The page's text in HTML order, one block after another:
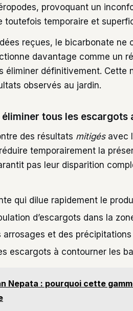
provoquant un
toutefois temporaire et
reçues, le bicarbonate ne
davantage comme un
éliminer définitivement. Cette
observés au jardin.
tous les escargots
des résultats mitigésavec
temporairement la
pas leur disparition
qui dilue rapidement le
d’escargots dans la
arrosages et des précipitations
escargots à contourner les
Nepata : pourquoi cette